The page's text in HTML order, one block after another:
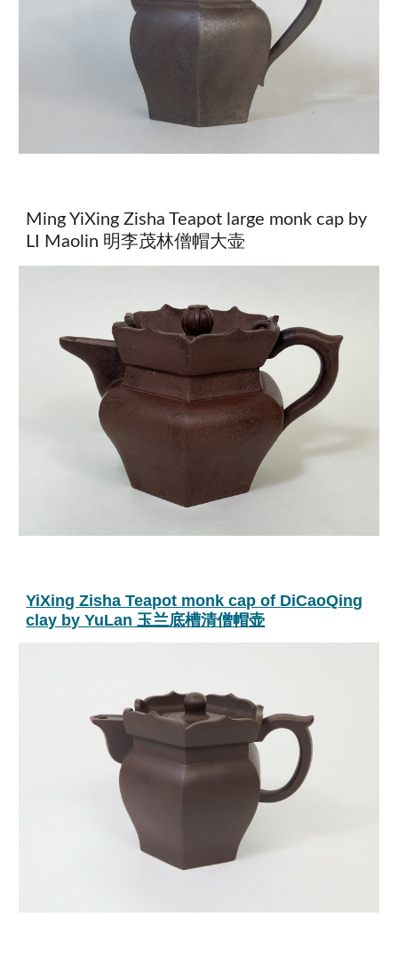
Ming YiXing Zisha Teapot large monk cap by
LI Maolin 明李茂林僧帽大壶
YiXing Zisha Teapot monk cap of DiCaoQing
clay by YuLan 玉兰底槽清僧帽壶